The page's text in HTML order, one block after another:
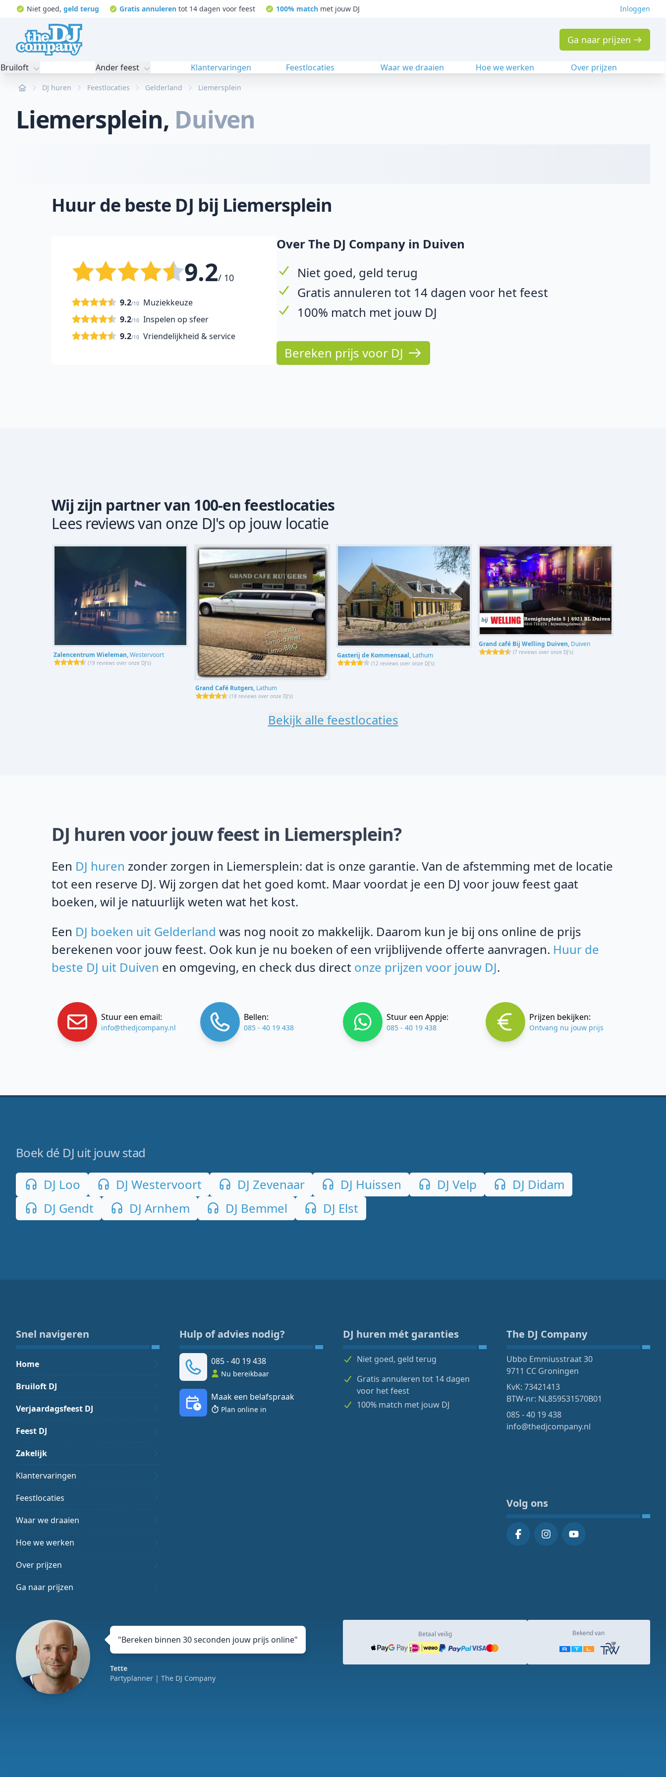
Niet goed, geld terug Gratis annuleren tot 14 dagen voor feest 100% matchmet jouw DJ Inloggen
Ga naar prijzen
Bruiloft Ander feest Klantervaringen Feestlocaties Waar we draaien Hoe we werken Over prijzen
Home DJ huren Feestlocaties Gelderland Liemersplein
Liemersplein, Duiven
Huur de beste DJ bij Liemersplein
9.2/ 10
Muziekkeuze
9.2/10
Inspelen op sfeer
9.2/10
Vriendelijkheid & service
9.2/10
Over The DJ Company in Duiven
Niet goed, geld terug
Gratis annuleren tot 14 dagen voor het feest
100% match met jouw DJ
Bereken prijs voor DJ
Wij zijn partner van 100-en feestlocaties
Lees reviews van onze DJ's op jouw locatie
Zalencentrum Wieleman,Westervoort
(19 reviews over onze DJ's)
Grand Café Rutgers, Lathum
(18 reviews over onze DJ's)
Gasterij de Kommensaal, Lathum
(12 reviews over onze DJ's)
Grand café Bij Welling Duiven, Duiven
(7 reviews over onze DJ's)
Bekijk alle feestlocaties
DJ huren voor jouw feest in Liemersplein?
Een DJ huren zonder zorgen in Liemersplein: dat is onze garantie. Van de afstemming met de locatie
tot een reserve DJ. Wij zorgen dat het goed komt. Maar voordat je een DJ voor jouw feest gaat
boeken, wil je natuurlijk weten wat het kost.
Een DJ boeken uit Gelderland was nog nooit zo makkelijk. Daarom kun je bij ons online de prijs
berekenen voor jouw feest. Ook kun je nu boeken of een vrijblijvende offerte aanvragen. Huur de
beste DJ uit Duiven en omgeving, en check dus direct onze prijzen voor jouw DJ.
Stuur een email:
info@thedjcompany.nl
Bellen:
085 - 40 19 438
Stuur een Appje:
085 - 40 19 438
Prijzen bekijken:
Ontvang nu jouw prijs
Boek dé DJ uit jouw stad
DJ Loo
DJ Westervoort DJ Zevenaar DJ Huissen DJ Velp
DJ Didam
DJ Gendt
DJ Arnhem DJ Bemmel DJ Elst
Snel navigeren
Home
Bruiloft DJ
Verjaardagsfeest DJ
Feest DJ
Zakelijk
Klantervaringen
Feestlocaties
Waar we draaien
Hoe we werken
Over prijzen
Ga naar prijzen
Hulp of advies nodig?
085 - 40 19 438
Nu bereikbaar
Maak een belafspraak
Plan online in
DJ huren mét garanties
Niet goed, geld terug
Gratis annuleren tot 14 dagen
voor het feest
100% match met jouw DJ
"Bereken binnen 30 seconden jouw prijs online"
Tette
Partyplanner | The DJ Company
The DJ Company
Ubbo Emmiusstraat 30
9711 CC Groningen
KvK: 73421413
BTW-nr: NL859531570B01
085 - 40 19 438
info@thedjcompany.nl
Volg ons
Betaal veilig Bekend van